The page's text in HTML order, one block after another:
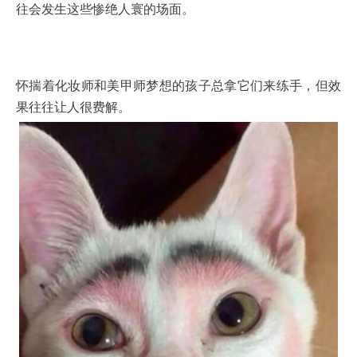
往会发生这些惨绝人寰的场面。
怀揣着化妆师和美甲师梦想的孩子总拿它们来练手，但效
果往往让人很费解。